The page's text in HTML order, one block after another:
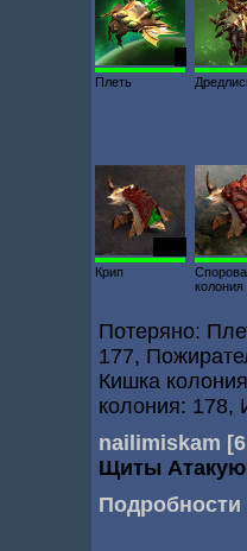
Плеть
Крип
колония
Потеряно:
177,
Кишка
колония: 178,
nailimiskam
Щиты
Подробности